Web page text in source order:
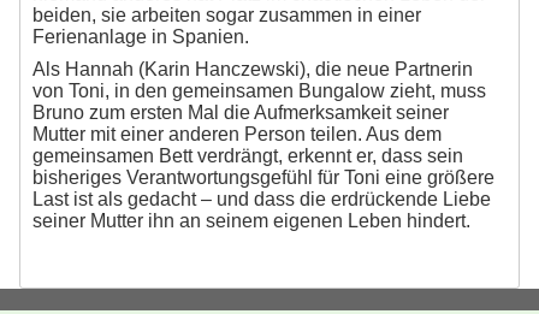
beiden, sie arbeiten sogar zusammen in einer
Ferienanlage in Spanien.
Als Hannah (Karin Hanczewski), die neue Partnerin
von Toni, in den gemeinsamen Bungalow zieht, muss
Bruno zum ersten Mal die Aufmerksamkeit seiner
Mutter mit einer anderen Person teilen. Aus dem
gemeinsamen Bett verdrängt, erkennt er, dass sein
bisheriges Verantwortungsgefühl für Toni eine größere
Last ist als gedacht – und dass die erdrückende Liebe
seiner Mutter ihn an seinem eigenen Leben hindert.